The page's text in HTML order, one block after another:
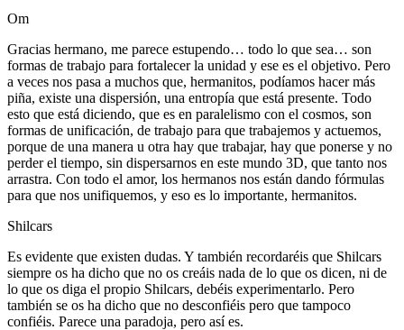
Om
Gracias hermano, me parece estupendo… todo lo que sea… son
formas de trabajo para fortalecer la unidad y ese es el objetivo. Pero
a veces nos pasa a muchos que, hermanitos, podíamos hacer más
piña, existe una dispersión, una entropía que está presente. Todo
esto que está diciendo, que es en paralelismo con el cosmos, son
formas de unificación, de trabajo para que trabajemos y actuemos,
porque de una manera u otra hay que trabajar, hay que ponerse y no
perder el tiempo, sin dispersarnos en este mundo 3D, que tanto nos
arrastra. Con todo el amor, los hermanos nos están dando fórmulas
para que nos unifiquemos, y eso es lo importante, hermanitos.
Shilcars
Es evidente que existen dudas. Y también recordaréis que Shilcars
siempre os ha dicho que no os creáis nada de lo que os dicen, ni de
lo que os diga el propio Shilcars, debéis experimentarlo. Pero
también se os ha dicho que no desconfiéis pero que tampoco
confiéis. Parece una paradoja, pero así es.